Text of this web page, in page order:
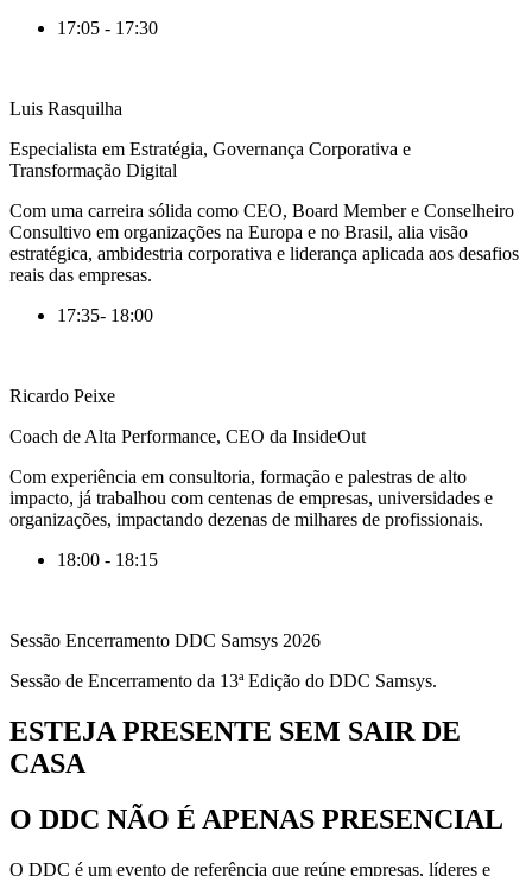
17:05 - 17:30
Luis Rasquilha
Especialista em Estratégia, Governança Corporativa e
Transformação Digital
Com uma carreira sólida como CEO, Board Membere Conselheiro
Consultivo em organizações na Europa e no Brasil, alia visão
estratégica, ambidestria corporativa e liderança aplicada aos desafios
reais das empresas.
17:35- 18:00
Ricardo Peixe
Coach de Alta Performance, CEO da InsideOut
Com experiência em consultoria, formação e palestras de alto
impacto, já trabalhou com centenas de empresas, universidades e
organizações, impactando dezenas de milhares de profissionais.
18:00 - 18:15
Sessão Encerramento DDC Samsys 2026
Sessão de Encerramento da 13ª Edição do DDC Samsys.
ESTEJA PRESENTE SEM SAIR DE
CASA
O DDC NÃO É APENAS PRESENCIAL
O DDC é um evento de referência que reúne empresas, líderes e